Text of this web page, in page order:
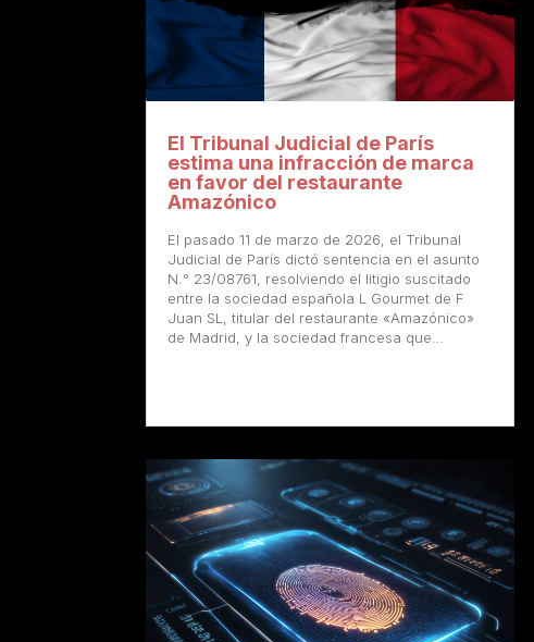
El Tribunal Judicial de París
estima una infracción de marca
en favor del restaurante
Amazónico
El pasado 11 de marzo de 2026, el Tribunal
Judicial de París dictó sentencia en el asunto
N.° 23/08761, resolviendo el litigio suscitado
entre la sociedad española L Gourmet de F
Juan SL, titular del restaurante «Amazónico»
de Madrid, y la sociedad francesa que…